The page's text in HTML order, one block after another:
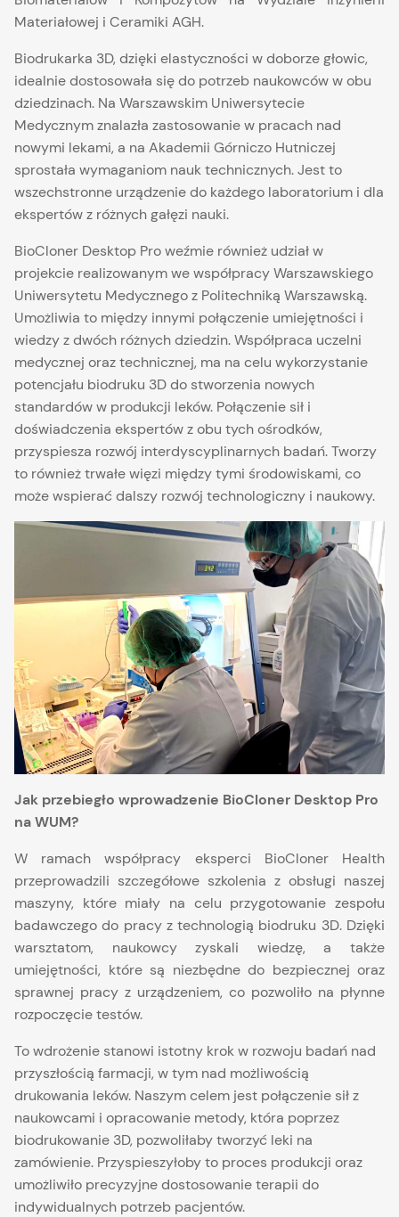
Materiałowej i Ceramiki AGH.
Biodrukarka 3D, dzięki elastyczności w doborze głowic,
idealnie dostosowała się do potrzeb naukowców w obu
dziedzinach. Na Warszawskim Uniwersytecie
Medycznym znalazła zastosowanie w pracach nad
nowymi lekami, a na Akademii Górniczo Hutniczej
sprostała wymaganiom nauk technicznych. Jest to
wszechstronne urządzenie do każdego laboratorium i dla
ekspertów z różnych gałęzi nauki.
BioCloner Desktop Pro weźmie również udział w
projekcie realizowanym we współpracy Warszawskiego
Uniwersytetu Medycznego z Politechniką Warszawską.
Umożliwia to między innymi połączenie umiejętności i
wiedzy z dwóch różnych dziedzin. Współpraca uczelni
medycznej oraz technicznej, ma na celu wykorzystanie
potencjału biodruku 3D do stworzenia nowych
standardów w produkcji leków. Połączenie sił i
doświadczenia ekspertów z obu tych ośrodków,
przyspiesza rozwój interdyscyplinarnych badań. Tworzy
to również trwałe więzi między tymi środowiskami, co
może wspierać dalszy rozwój technologiczny i naukowy.
Jak przebiegło wprowadzenie BioCloner Desktop Pro
na WUM?
W ramach współpracy eksperci BioCloner Health
przeprowadzili szczegółowe szkolenia z obsługi naszej
maszyny, które miały na celu przygotowanie zespołu
badawczego do pracy z technologią biodruku 3D. Dzięki
warsztatom, naukowcy zyskali wiedzę, a także
umiejętności, które są niezbędne do bezpiecznej oraz
sprawnej pracy z urządzeniem, co pozwoliło na płynne
rozpoczęcie testów.
To wdrożenie stanowi istotny krok w rozwoju badań nad
przyszłością farmacji, w tym nad możliwością
drukowania leków. Naszym celem jest połączenie sił z
naukowcami i opracowanie metody, która poprzez
biodrukowanie 3D, pozwoliłaby tworzyć leki na
zamówienie. Przyspieszyłoby to proces produkcji oraz
umożliwiło precyzyjne dostosowanie terapii do
indywidualnych potrzeb pacjentów.